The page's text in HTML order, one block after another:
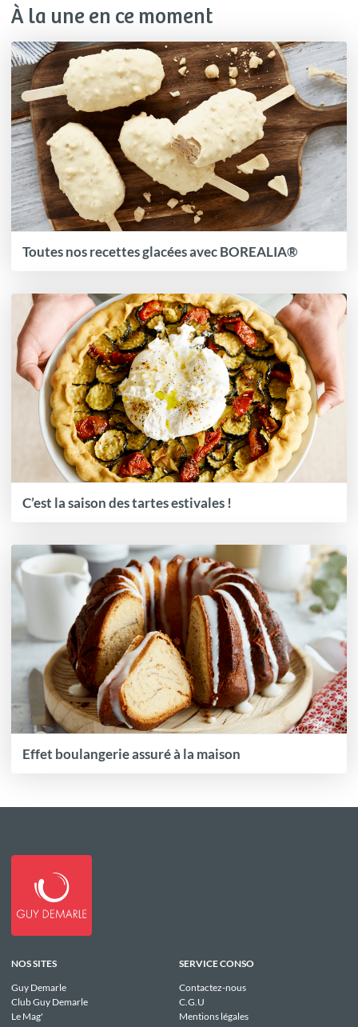
À la une en ce moment
Toutes nos recettes glacées avec BOREALIA®
C’est la saison des tartes estivales !
Effet boulangerie assuré à la maison
NOS SITES
Guy Demarle
Club Guy Demarle
Le Mag'
SERVICE CONSO
Contactez-nous
C.G.U
Mentions légales